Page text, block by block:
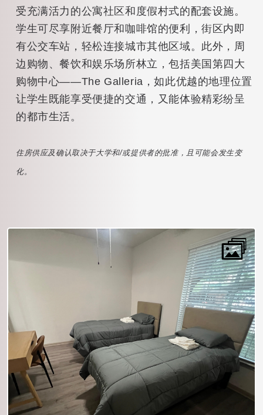
受充满活力的公寓社区和度假村式的配套设施。
学生可尽享附近餐厅和咖啡馆的便利，街区内即
有公交车站，轻松连接城市其他区域。此外，周
边购物、餐饮和娱乐场所林立，包括美国第四大
购物中心——The Galleria，如此优越的地理位置
让学生既能享受便捷的交通，又能体验精彩纷呈
的都市生活。
住房供应及确认取决于大学和/或提供者的批准，且可能会发生变
化。